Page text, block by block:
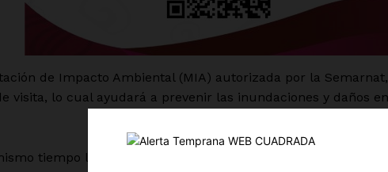
Luces
Del Siglo
Nosotros
de Impacto Ambiental (MIA) autorizada por la
visita, lo cual ayudará a prevenir las inundaciones y daños
tiempo llevaría más agua a un arroyo lleno de daños,